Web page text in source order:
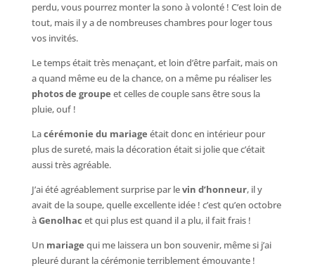
perdu, vous pourrez monter la sono à volonté ! C’est loin de
tout, mais il y a de nombreuses chambres pour loger tous
vos invités.
Le temps était très menaçant, et loin d’être parfait, mais on
a quand même eu de la chance, on a même pu réaliser les
photos de groupe et celles de couple sans être sous la
pluie, ouf !
Lacérémonie du mariage était donc en intérieur pour
plus de sureté, mais la décoration était si jolie que c’était
aussi très agréable.
J’ai été agréablement surprise par levin d’honneur, il y
avait de la soupe, quelle excellente idée ! c’est qu’en octobre
àGenolhac et qui plus est quand il a plu, il fait frais !
Un mariage qui me laissera un bon souvenir, même si j’ai
pleuré durant la cérémonie terriblement émouvante !